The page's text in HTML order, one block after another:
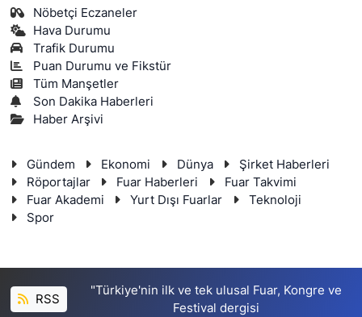
Nöbetçi Eczaneler
Hava Durumu
Trafik Durumu
Puan Durumu ve Fikstür
Tüm Manşetler
Son Dakika Haberleri
Haber Arşivi
Gündem Ekonomi Dünya
Şirket Haberleri
Röportajlar
Fuar Haberleri
Fuar Takvimi
Fuar Akademi
Yurt Dışı Fuarlar
Teknoloji
Spor
RSS
"Türkiye'nin ilk ve tek ulusal Fuar, Kongre ve
Festival dergisi